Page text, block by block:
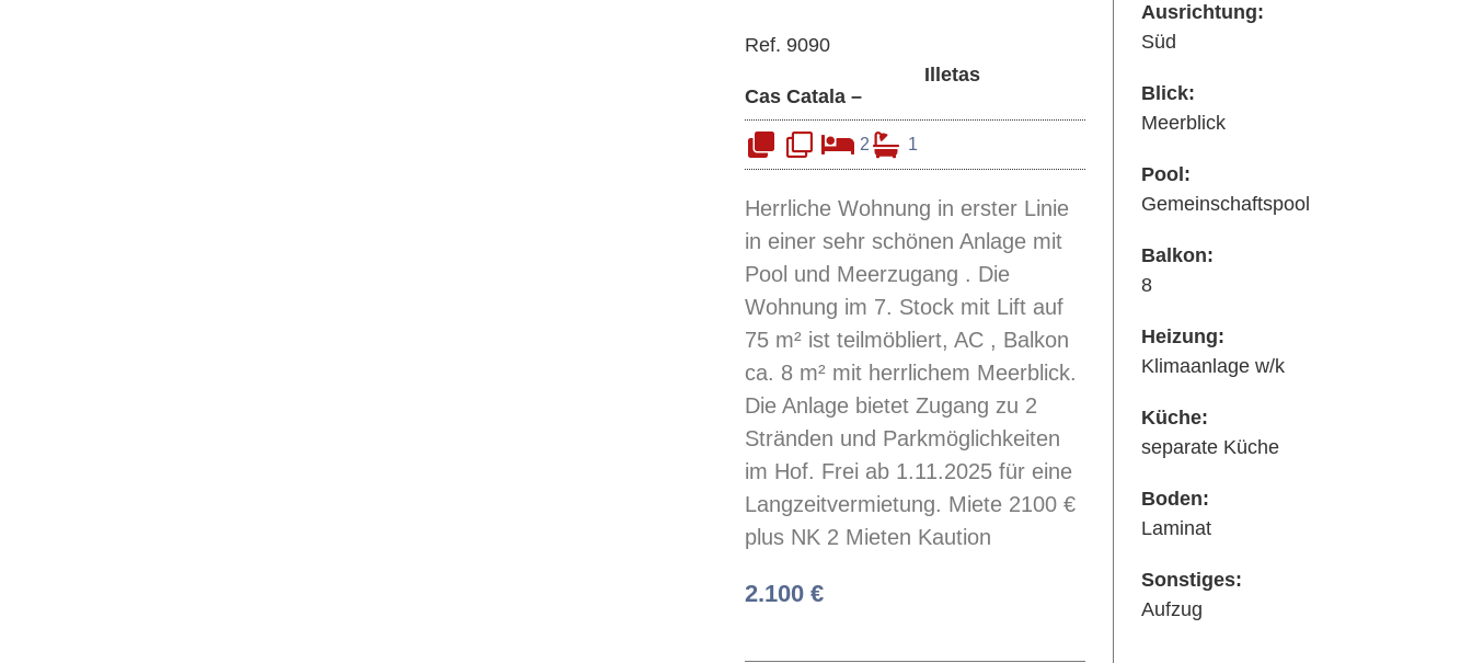
Ref. 9090
Cas Catala –
Illetas
2 1
Herrliche Wohnung in erster Linie
in einer sehr schönen Anlage mit
Pool und Meerzugang . Die
Wohnung im 7. Stock mit Lift auf
75 m² ist teilmöbliert, AC , Balkon
ca. 8 m² mit herrlichem Meerblick.
Die Anlage bietet Zugang zu 2
Stränden und Parkmöglichkeiten
im Hof. Frei ab 1.11.2025 für eine
Langzeitvermietung. Miete 2100 €
plus NK 2 Mieten Kaution
2.100 €
Ausrichtung:
Süd
Blick:
Meerblick
Pool:
Gemeinschaftspool
Balkon:
8
Heizung:
Klimaanlage w/k
Küche:
separate Küche
Boden:
Laminat
Sonstiges:
Aufzug